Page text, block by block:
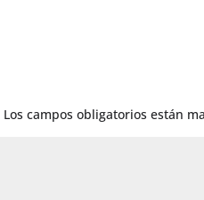
Los campos obligatorios están